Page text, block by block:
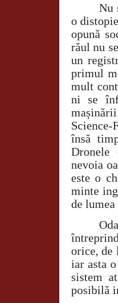
Nu
o
opună
răul nu
un
primul
mult
ni se
însă
Dronele
nevoia
este o
minte
de
orice, de
iar asta
sistem
posibilă